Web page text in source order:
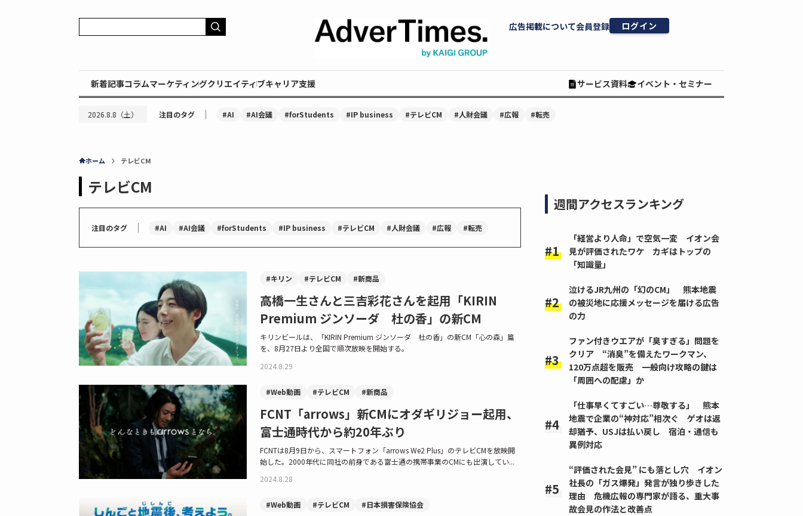
広告掲載について会員登録 ログイン
新着記事コラムマーケティングクリエイティブキャリア支援 サービス資料 イベント・セミナー
2026.8.8（土） 注目のタグ ｜ #AI #AI会議 #forStudents #IP business #テレビCM #人財会議 #広報 #転売
ホーム テレビCM
テレビCM
注目のタグ ｜ #AI #AI会議 #forStudents #IP business #テレビCM #人財会議 #広報 #転売
#キリン #テレビCM #新商品
高橋一生さんと三吉彩花さんを起用「KIRIN
Premium ジンソーダ 杜の香」の新CM
キリンビールは、「KIRIN Premium ジンソーダ 杜の香」の新CM「心の森」篇
を、8月27日より全国で順次放映を開始する。
2024.8.29
#Web動画 #テレビCM #新商品
FCNT「arrows」新CMにオダギリジョー起用、
富士通時代から約20年ぶり
FCNTは8月9日から、スマートフォン「arrows We2 Plus」のテレビCMを放映開
始した。2000年代に同社の前身である富士通の携帯事業のCMにも出演してい...
2024.8.28
#Web動画 #テレビCM #日本損害保険協会
週間アクセスランキング
「経営より人命」で空気一変 イオン会
見が評価されたワケ カギはトップの
「知識量」
泣けるJR九州の「幻のCM」 熊本地震
の被災地に応援メッセージを届ける広告
の力
ファン付きウエアが「臭すぎる」問題を
クリア “消臭”を備えたワークマン、
120万点超を販売 一般向け攻略の鍵は
「周囲への配慮」か
「仕事早くてすごい…尊敬する」 熊本
地震で企業の“神対応”相次ぐ ゲオは返
却猶予、USJは払い戻し 宿泊・通信も
異例対応
“評価された会見” にも落とし穴 イオン
社長の「ガス爆発」発言が独り歩きした
理由 危機広報の専門家が語る、重大事
故会見の作法と改善点